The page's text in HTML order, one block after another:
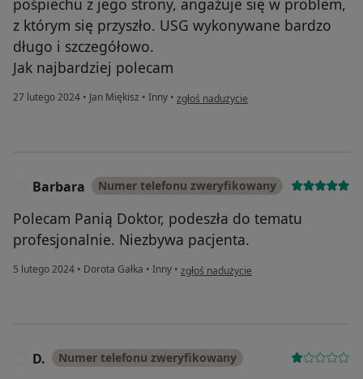
z którym się przyszło. USG wykonywane bardzo
długo i szczegółowo.
Jak najbardziej polecam
27 lutego 2024 • Jan Miękisz • Inny • w opinii użytkownika Natalia
zgłoś nadużycie
Barbara Numer telefonu zweryfikowany
Polecam Panią Doktor, podeszła do tematu
profesjonalnie. Niezbywa pacjenta.
5 lutego 2024 • Dorota Gałka • Inny • w opinii użytkownika Barbara
zgłoś nadużycie
D. Numer telefonu zweryfikowany